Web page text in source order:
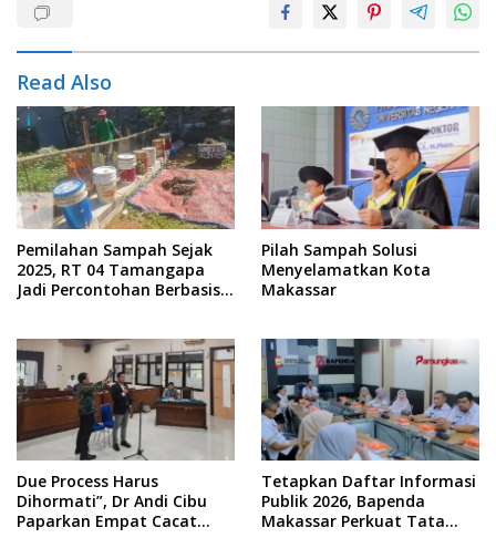
Read Also
Pemilahan Sampah Sejak
2025, RT 04 Tamangapa
Jadi Percontohan Berbasis
Pilah Sampah Solusi
Menyelamatkan Kota
Makassar
Due Process Harus
Dihormati”, Dr Andi Cibu
Paparkan Empat Cacat
Tetapkan Daftar Informasi
Publik 2026, Bapenda
Makassar Perkuat Tata